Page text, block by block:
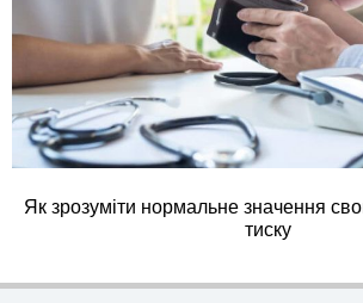
Як зрозуміти нормальне значення
тиску